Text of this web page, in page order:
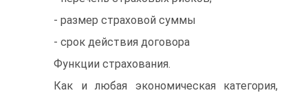
- размер страховой суммы
- срок действия договора
Функции страхования.
Как и любая экономическая категория,